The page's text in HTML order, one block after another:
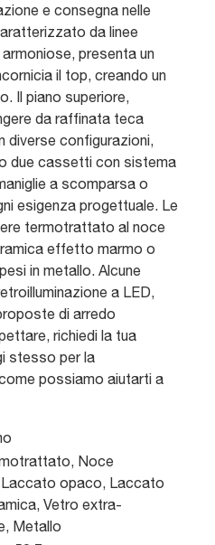
e consegna nelle
da linee
presenta un
il top, creando un
Il piano superiore,
da raffinata teca
diverse configurazioni,
due cassetti con sistema
a scomparsa o
esigenza progettuale. Le
termotrattato al noce
effetto marmo o
in metallo. Alcune
a LED,
di arredo
richiedi la tua
stesso per la
possiamo aiutarti a
Noce
opaco, Laccato
Vetro extra-
Metallo